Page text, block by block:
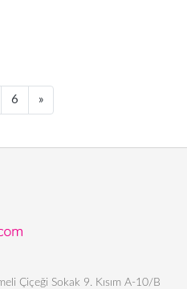
6 »Next
Çiçeği Sokak 9. Kısım A-10/B